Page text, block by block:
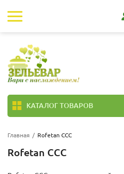
КАТАЛОГ ТОВАРОВ
Главная / Rofetan CCC
Rofetan CCC